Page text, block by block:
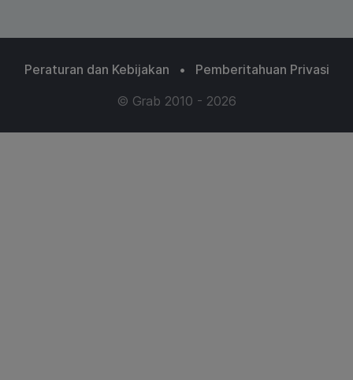
Peraturan dan Kebijakan •
Pemberitahuan Privasi
© Grab 2010 - 2026